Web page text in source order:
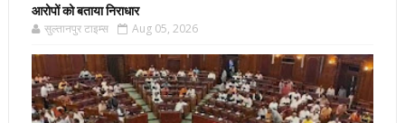
आरोपों को बताया निराधार
सुल्तानपुर टाइम्स Aug 05, 2026